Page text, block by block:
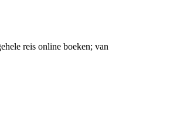
reis online boeken; van